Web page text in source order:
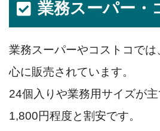
業務スーパー・
業務スーパーやコストコで
心に販売されています。
24個入りや業務用サイズが
1,800円程度と割安です。